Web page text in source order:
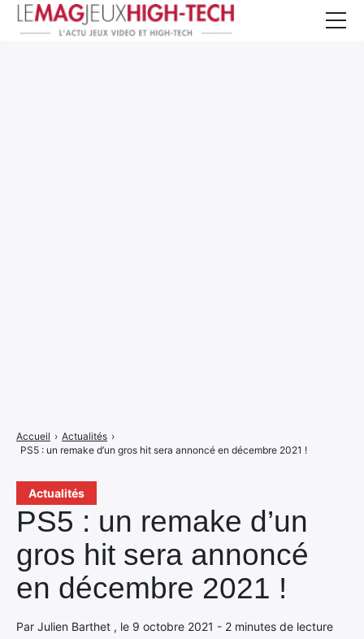
Actualités
PS5 : un remake d’un
gros hit sera annoncé
en décembre 2021 !
Par Julien Barthet , le 9 octobre 2021 - 2 minutes de lecture
Accueil › Actualités ›
PS5 : un remake d’un gros hit sera annoncé en décembre 2021 !